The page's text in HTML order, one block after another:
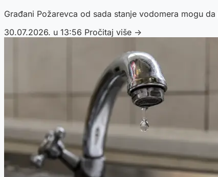
Građani Požarevca od sada stanje vodomera mogu
30.07.2026. u 13:56 Pročitaj više →